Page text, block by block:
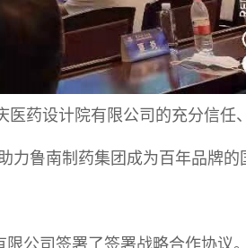
药设计院有限公司的充分信任
力鲁南制药集团成为百年品牌的
公司签署了签署战略合作协议。